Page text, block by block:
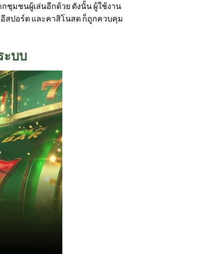
ชุมชนผู้เล่นอีกด้วย ดังนั้น ผู้ใช้งาน
สปอร์ต และคาสิโนสด ก็ถูกควบคุม
ะบบ